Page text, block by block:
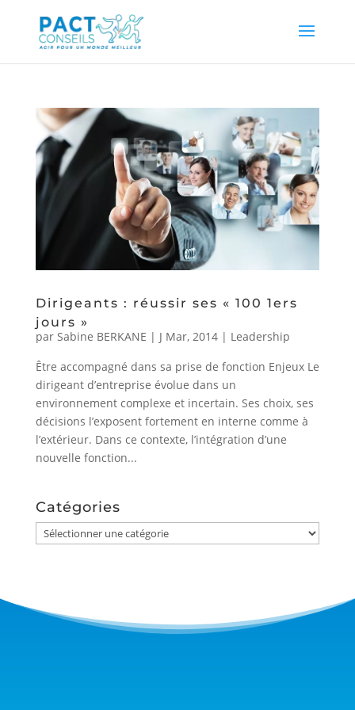
Dirigeants : réussir ses « 100 1ers
jours »
par Sabine BERKANE | J Mar, 2014| Leadership
Être accompagné dans sa prise de fonction Enjeux Le
dirigeant d’entreprise évolue dans un
environnement complexe et incertain. Ses choix, ses
décisions l’exposent fortement en interne comme à
l’extérieur. Dans ce contexte, l’intégration d’une
nouvelle fonction...
Catégories
Catégories